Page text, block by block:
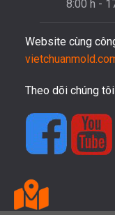
8:00 h -
Website cùng
Theo dõi chúng tôi